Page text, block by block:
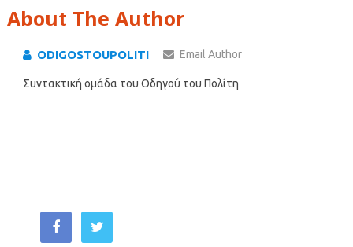
About The Author
ODIGOSTOUPOLITI Email Author
Συντακτική ομάδα του Οδηγού του Πολίτη